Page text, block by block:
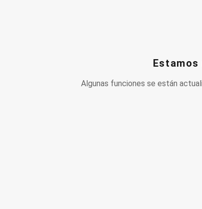
Algunas funciones se están